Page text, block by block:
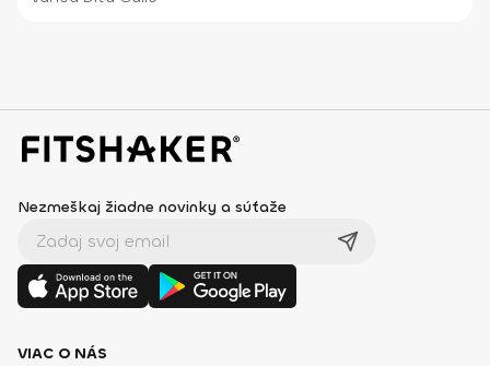
Nezmeškaj žiadne novinky a súťaže
VIAC O NÁS